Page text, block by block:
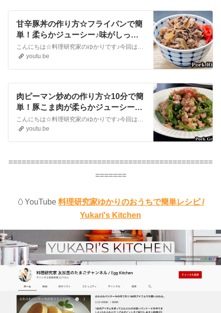
甘辛豚丼の作り方☆フライパンで簡
単！柔らかジューシー♪味がしっか
り染み込んだ絶品豚丼です♪美味し
く仕上げるコツをご紹介☆-How to
make Pork Bowl-【料理研究家ゆか
youtu.be
肉ピーマン炒めの作り方☆10分で簡
単！豚こま肉が柔らかジューシー！
無限に食べられる簡単おかずです♪
大量消費にもオススメ！-How to
make Pork Green Pepper【料理研
youtu.be
==============================================
=======
🥚YouTube 料理研究家ゆかりのおうちで簡単レシピ /
Yukari's Kitchen